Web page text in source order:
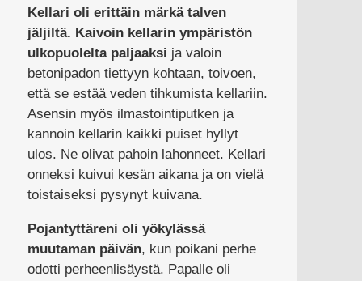
Kellari oli erittäin märkä talven
jäljiltä. Kaivoin kellarin ympäristön
ulkopuolelta paljaaksi ja valoin
betonipadon tiettyyn kohtaan, toivoen,
että se estää veden tihkumista kellariin.
Asensin myös ilmastointiputken ja
kannoin kellarin kaikki puiset hyllyt
ulos. Ne olivat pahoin lahonneet. Kellari
onneksi kuivui kesän aikana ja on vielä
toistaiseksi pysynyt kuivana.
Pojantyttäreni oli yökylässä
muutaman päivän, kun poikani perhe
odotti perheenlisäystä. Papalle oli